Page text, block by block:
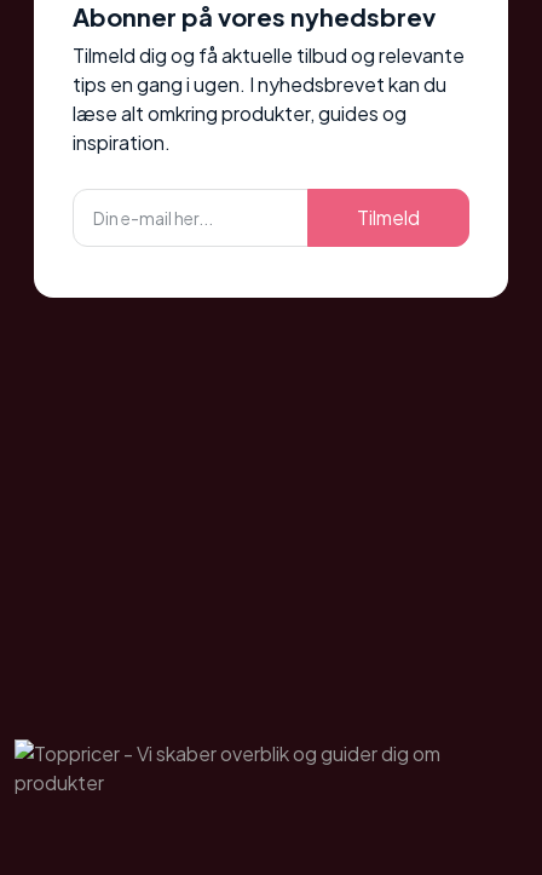
Abonner på vores nyhedsbrev
Tilmeld dig og få aktuelle tilbud og relevante
tips en gang i ugen. I nyhedsbrevet kan du
læse alt omkring produkter, guides og
inspiration.
Tilmeld